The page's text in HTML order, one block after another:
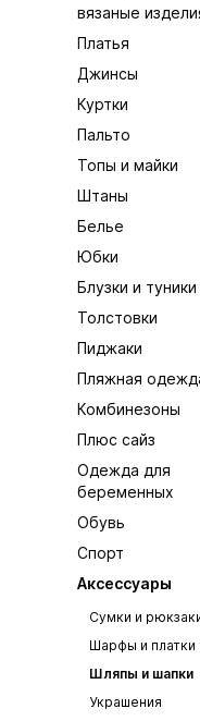
вязаные
Платья
Джинсы
Куртки
Пальто
Топы и майки
Штаны
Белье
Юбки
Блузки и туники
Толстовки
Пиджаки
Пляжная
Комбинезоны
Плюс сайз
Одежда для
беременных
Обувь
Спорт
Аксессуары
Сумки и
Шарфы и платки
Шляпы и шапки
Украшения